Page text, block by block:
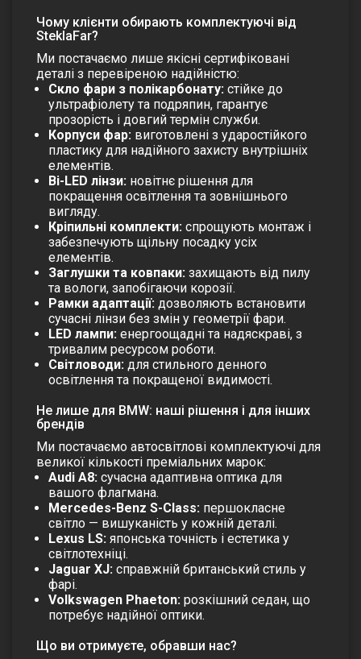
Чому клієнти обирають комплектуючі від
SteklaFar?
Ми постачаємо лише якісні сертифіковані
деталі з перевіреною надійністю:
Скло фари з полікарбонату: стійке до
ультрафіолету та подряпин, гарантує
прозорість і довгий термін служби.
Корпуси фар: виготовлені з ударостійкого
пластику для надійного захисту внутрішніх
елементів.
Bi-LED лінзи: новітнє рішення для
покращення освітлення та зовнішнього
вигляду.
Кріпильні комплекти: спрощують монтаж і
забезпечують щільну посадку усіх
елементів.
Заглушки та ковпаки: захищають від пилу
та вологи, запобігаючи корозії.
Рамки адаптації: дозволяють встановити
сучасні лінзи без змін у геометрії фари.
LED лампи: енергоощадні та надяскраві, з
тривалим ресурсом роботи.
Світловоди: для стильного денного
освітлення та покращеної видимості.
Не лише для BMW: наші рішення і для інших
брендів
Ми постачаємо автосвітлові комплектуючі для
великої кількості преміальних марок:
Audi A8: сучасна адаптивна оптика для
вашого флагмана.
Mercedes-Benz S-Class: першокласне
світло — вишуканість у кожній деталі.
Lexus LS: японська точність і естетика у
світлотехніці.
Jaguar XJ: справжній британський стиль у
фарі.
Volkswagen Phaeton: розкішний седан, що
потребує надійної оптики.
Що ви отримуєте, обравши нас?